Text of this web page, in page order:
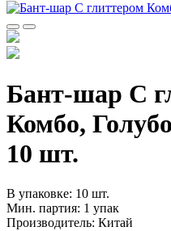
Бант-шар С
Комбо,
10 шт.
В упаковке: 10 шт.
Мин. партия: 1 упак
Производитель: Китай